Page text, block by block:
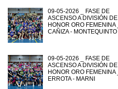
09-05-2026 _ FASE DE
ASCENSO A DIVISIÓN DE
HONOR ORO FEMENINA _
CAÑIZA - MONTEQUINTO
09-05-2026 _ FASE DE
ASCENSO A DIVISIÓN DE
HONOR ORO FEMENINA _
ERROTA - MARNI